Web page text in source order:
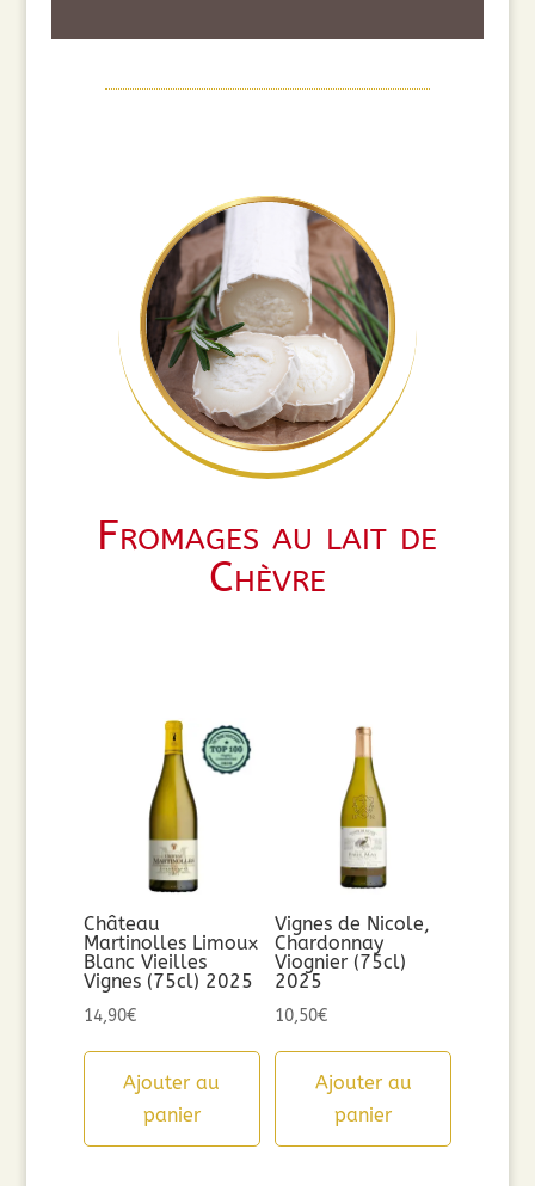
Fromages au lait de
Chèvre
Château
Martinolles Limoux
Blanc Vieilles
Vignes (75cl) 2025
14,90€
Ajouter au
panier
Vignes de Nicole,
Chardonnay
Viognier (75cl)
2025
10,50€
Ajouter au
panier